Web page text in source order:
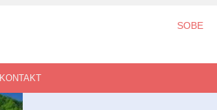
SOBE
KONTAKT